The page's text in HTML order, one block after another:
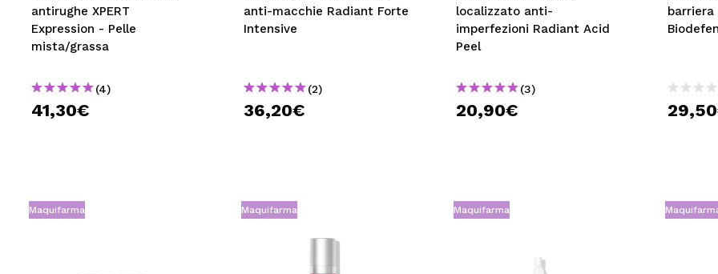
antirughe XPERT
Expression - Pelle
mista/grassa
(4)
41,30€
anti-macchie Radiant Forte
Intensive
(2)
36,20€
localizzato anti-
imperfezioni Radiant Acid
Peel
(3)
20,90€
Maquifarma Maquifarma Maquifarma